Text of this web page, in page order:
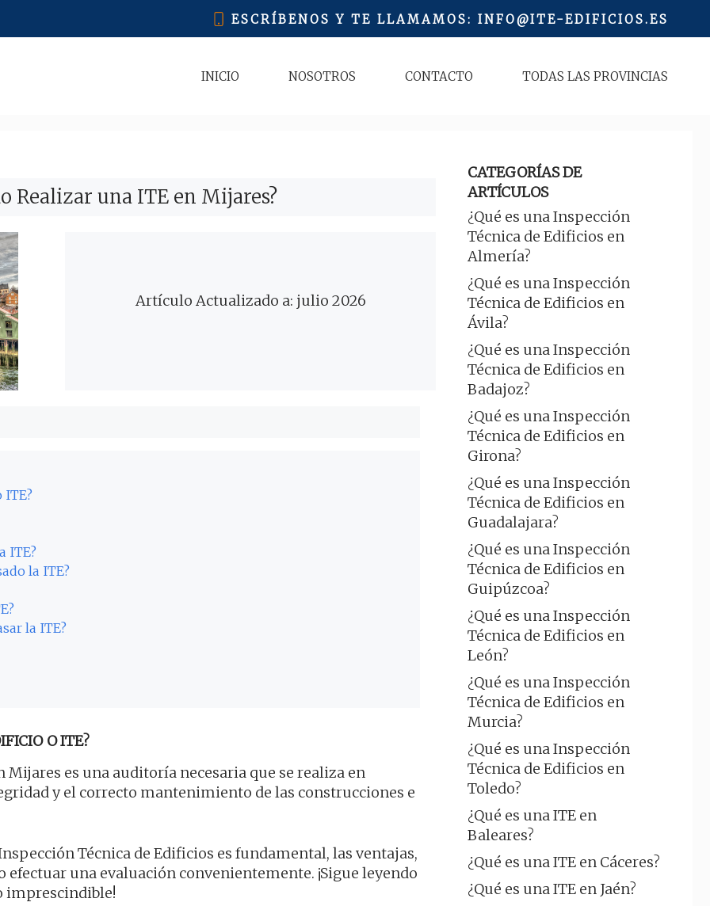
ESCRÍBENOS Y TE LLAMAMOS: INFO@ITE-EDIFICIOS.ES
INICIO NOSOTROS CONTACTO TODAS LAS PROVINCIAS
Realizar una ITE en Mijares?
Artículo Actualizado a: julio 2026
ITE?
ITE?
la ITE?
la ITE?
O ITE?
Mijares es una auditoría necesaria que se realiza en
y el correcto mantenimiento de las construcciones e
Técnica de Edificios es fundamental, las ventajas,
una evaluación convenientemente. ¡Sigue leyendo
imprescindible!
CATEGORÍAS DE
ARTÍCULOS
¿Qué es una Inspección
Técnica de Edificios en
Almería?
¿Qué es una Inspección
Técnica de Edificios en
Ávila?
¿Qué es una Inspección
Técnica de Edificios en
Badajoz?
¿Qué es una Inspección
Técnica de Edificios en
Girona?
¿Qué es una Inspección
Técnica de Edificios en
Guadalajara?
¿Qué es una Inspección
Técnica de Edificios en
Guipúzcoa?
¿Qué es una Inspección
Técnica de Edificios en
León?
¿Qué es una Inspección
Técnica de Edificios en
Murcia?
¿Qué es una Inspección
Técnica de Edificios en
Toledo?
¿Qué es una ITE en
Baleares?
¿Qué es una ITE en Cáceres?
¿Qué es una ITE en Jaén?